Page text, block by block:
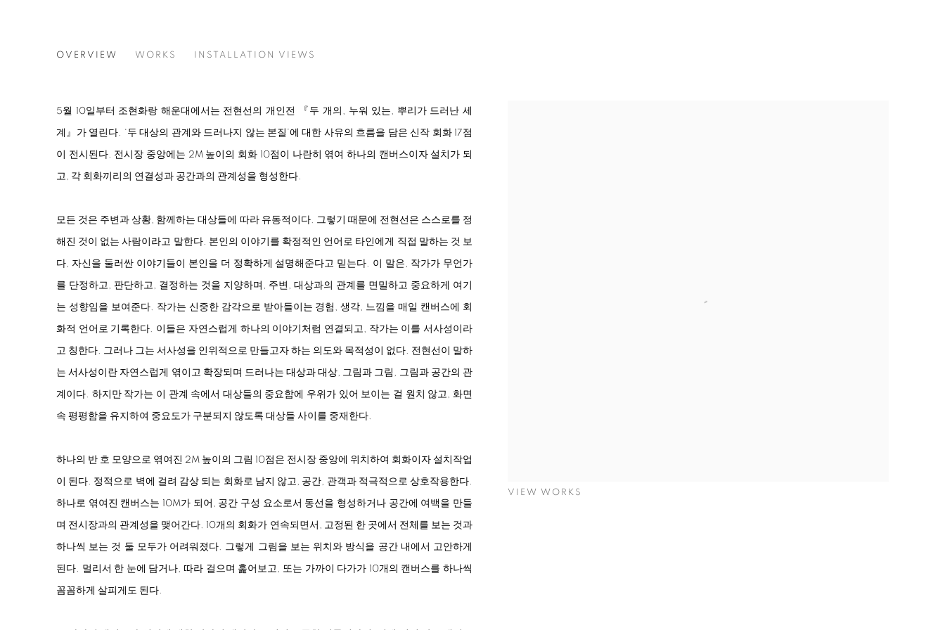
JEON HYUNSUN
OVERVIEW WORKS INSTALLATION VIEWS
VIEW WORKS
5월 10일부터 조현화랑 해운대에서는 전현선의 개인전 『두 개의, 누워 있는, 뿌리가 드러난 세
계』가 열린다. ‘두 대상의 관계와 드러나지 않는 본질’에 대한 사유의 흐름을 담은 신작 회화 17점
이 전시된다. 전시장 중앙에는 2M 높이의 회화 10점이 나란히 엮여 하나의 캔버스이자 설치가 되
고, 각 회화끼리의 연결성과 공간과의 관계성을 형성한다.
모든 것은 주변과 상황, 함께하는 대상들에 따라 유동적이다. 그렇기 때문에 전현선은 스스로를 정
해진 것이 없는 사람이라고 말한다. 본인의 이야기를 확정적인 언어로 타인에게 직접 말하는 것 보
다, 자신을 둘러싼 이야기들이 본인을 더 정확하게 설명해준다고 믿는다. 이 말은, 작가가 무언가
를 단정하고, 판단하고, 결정하는 것을 지양하며, 주변, 대상과의 관계를 면밀하고 중요하게 여기
는 성향임을 보여준다. 작가는 신중한 감각으로 받아들이는 경험, 생각, 느낌을 매일 캔버스에 회
화적 언어로 기록한다. 이들은 자연스럽게 하나의 이야기처럼 연결되고, 작가는 이를 서사성이라
고 칭한다. 그러나 그는 서사성을 인위적으로 만들고자 하는 의도와 목적성이 없다. 전현선이 말하
는 서사성이란 자연스럽게 엮이고 확장되며 드러나는 대상과 대상, 그림과 그림, 그림과 공간의 관
계이다. 하지만 작가는 이 관계 속에서 대상들의 중요함에 우위가 있어 보이는 걸 원치 않고, 화면
속 평평함을 유지하여 중요도가 구분되지 않도록 대상들 사이를 중재한다.
하나의 반 호 모양으로 엮여진 2M 높이의 그림 10점은 전시장 중앙에 위치하여 회화이자 설치작업
이 된다. 정적으로 벽에 걸려 감상 되는 회화로 남지 않고, 공간, 관객과 적극적으로 상호작용한다.
하나로 엮여진 캔버스는 10M가 되어, 공간 구성 요소로서 동선을 형성하거나 공간에 여백을 만들
며 전시장과의 관계성을 맺어간다. 10개의 회화가 연속되면서, 고정된 한 곳에서 전체를 보는 것과
하나씩 보는 것 둘 모두가 어려워졌다. 그렇게 그림을 보는 위치와 방식을 공간 내에서 고안하게
된다. 멀리서 한 눈에 담거나, 따라 걸으며 훑어보고, 또는 가까이 다가가 10개의 캔버스를 하나씩
꼼꼼하게 살피게도 된다.